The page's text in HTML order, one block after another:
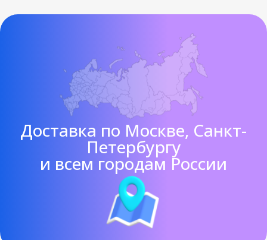
Доставка по Москве, Санкт-
Петербургу
и всем городам России